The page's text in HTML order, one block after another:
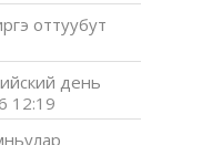
оттуубут
день
12:19